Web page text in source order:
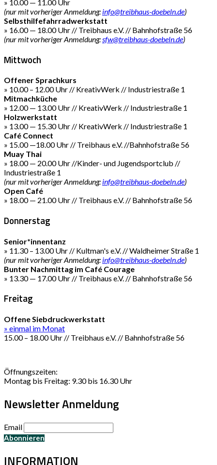
» 10.00 — 11.00 Uhr
(nur mit vorheriger Anmeldung: info@treibhaus-doebeln.de)
Selbsthilfefahrradwerkstatt
» 16.00 — 18.00 Uhr // Treibhaus e.V. // Bahnhofstraße 56
(nur mit vorheriger Anmeldung: sfw@treibhaus-doebeln.de)
Mittwoch
Offener Sprachkurs
» 10.00 – 12.00 Uhr // KreativWerk // Industriestraße 1
Mitmachküche
» 12.00 — 13.00 Uhr // KreativWerk // Industriestraße 1
Holzwerkstatt
» 13.00 — 15.30 Uhr // KreativWerk // Industriestraße 1
Café Connect
» 15.00 —18.00 Uhr // Treibhaus e.V. //Bahnhofstraße 56
Muay Thai
» 18.00 — 20.00 Uhr //Kinder- und Jugendsportclub //
Industriestraße 1
(nur mit vorheriger Anmeldung: info@treibhaus-doebeln.de)
Open Café
» 18.00 — 21.00 Uhr // Treibhaus e.V. // Bahnhofstraße 56
Donnerstag
Senior*innentanz
» 11.30 – 13.00 Uhr // Kultman's e.V. // Waldheimer Straße 1
(nur mit vorheriger Anmeldung: info@treibhaus-doebeln.de)
Bunter Nachmittag im Café Courage
» 13.30 — 17.00 Uhr // Treibhaus e.V. // Bahnhofstraße 56
Freitag
Offene Siebdruckwerkstatt
» einmal im Monat
15.00 – 18.00 Uhr // Treibhaus e.V. // Bahnhofstraße 56
Öffnungszeiten:
Montag bis Freitag: 9.30 bis 16.30 Uhr
Newsletter Anmeldung
Email
INFORMATION